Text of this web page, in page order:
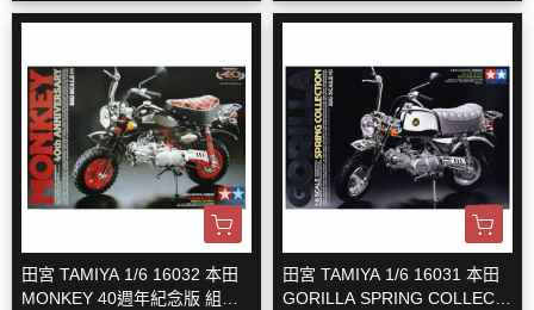
田宮 TAMIYA 1/6 16032 本田
MONKEY 40週年紀念版 組裝
田宮 TAMIYA 1/6 16031 本田
GORILLA SPRING COLLECTI